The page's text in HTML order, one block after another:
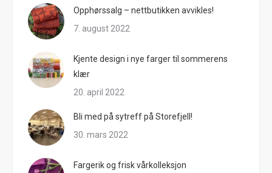
Opphørssalg – nettbutikken avvikles!
7. august 2022
Kjente design i nye farger til sommerens
klær
20. april 2022
Bli med på sytreff på Storefjell!
30. mars 2022
Fargerik og frisk vårkolleksjon